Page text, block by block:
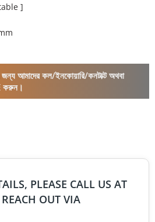
]
জন্য আমাদের কল/ইনকোয়ারি/কনটাক্ট অথবা
করুন।
PLEASE CALL US AT
OUT VIA